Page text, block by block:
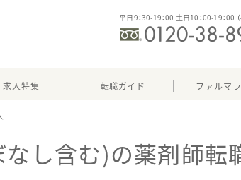
平日9：30-19：00 土日10：00-19：00
求人特集 転職ガイド ファルマ
なし含む)の薬剤師転